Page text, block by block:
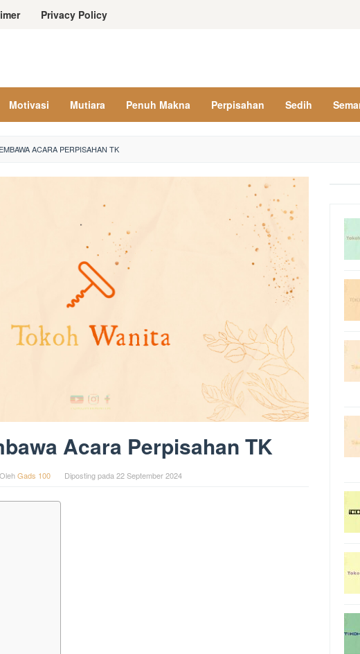
Privacy Policy
Motivasi Mutiara Penuh Makna Perpisahan Sedih
ACARA PERPISAHAN TK
Acara Perpisahan TK
OlehGads 100 Diposting pada 22 September 2024